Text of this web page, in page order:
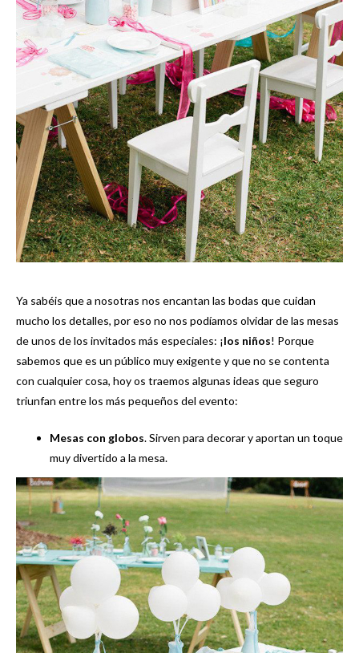
Ya sabéis que a nosotras nos encantan las bodas que cuidan
mucho los detalles, por eso no nos podíamos olvidar de las mesas
de unos de los invitados más especiales: ¡los niños! Porque
sabemos que es un público muy exigente y que no se contenta
con cualquier cosa, hoy os traemos algunas ideas que seguro
triunfan entre los más pequeños del evento:
Mesas con globos. Sirven para decorar y aportan un toque
muy divertido a la mesa.